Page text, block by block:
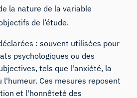
la nature de la variable
de l’étude.
: souvent utilisées pour
psychologiques ou des
tels que l'anxiété, la
l'humeur. Ces mesures reposent
et l'honnêteté des